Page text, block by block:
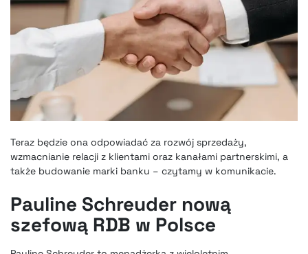
Teraz będzie ona odpowiadać za rozwój sprzedaży,
wzmacnianie relacji z klientami oraz kanałami partnerskimi, a
także budowanie marki banku – czytamy w komunikacie.
Pauline Schreuder nową
szefową RDB w Polsce